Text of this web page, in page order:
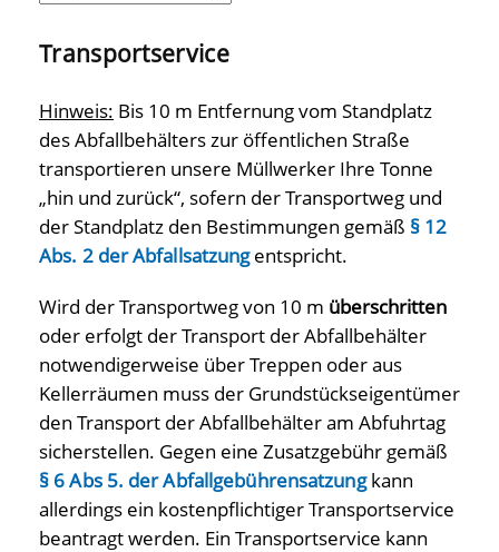
Transportservice
Hinweis: Bis 10 m Entfernung vom Standplatz
des Abfallbehälters zur öffentlichen Straße
transportieren unsere Müllwerker Ihre Tonne
„hin und zurück“, sofern der Transportweg und
der Standplatz den Bestimmungen gemäß § 12
Abs. 2 der Abfallsatzungentspricht.
Wird der Transportweg von 10 m überschritten
oder erfolgt der Transport der Abfallbehälter
notwendigerweise über Treppen oder aus
Kellerräumen muss der Grundstückseigentümer
den Transport der Abfallbehälter am Abfuhrtag
sicherstellen. Gegen eine Zusatzgebühr gemäß
§ 6 Abs 5. der Abfallgebührensatzungkann
allerdings ein kostenpflichtiger Transportservice
beantragt werden. Ein Transportservice kann